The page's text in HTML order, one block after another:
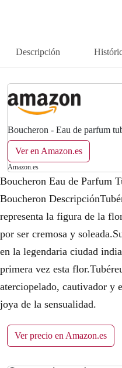
Descripción
Boucheron - Eau de parfum
Ver en Amazon.es
Amazon.es
Boucheron Eau de Parfum
Boucheron
representa la figura de la
por ser cremosa y
en la legendaria ciudad
primera vez esta
aterciopelado, cautivador y
joya de la sensualidad.
Ver precio en Amazon.es